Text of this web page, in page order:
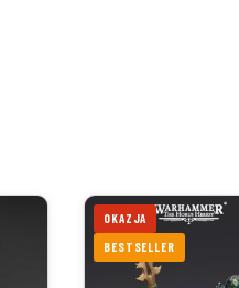
OKAZJA
BESTSELLER